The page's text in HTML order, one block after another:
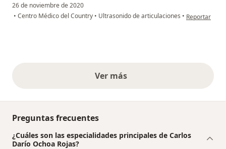
26 de noviembre de 2020
• Centro Médico del Country • Ultrasonido de articulaciones • en opinión del
Reportar
Ver másopiniones anteriores
Preguntas frecuentes
¿Cuáles son las especialidades principales de Carlos
Darío Ochoa Rojas?